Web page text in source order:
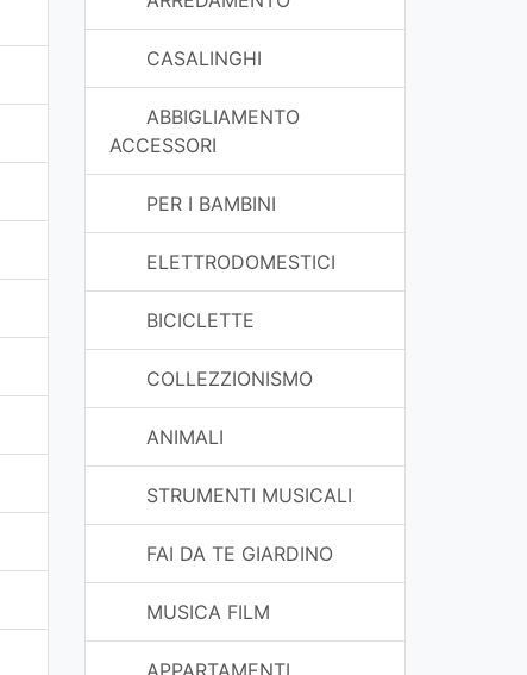
CASALINGHI
ABBIGLIAMENTO
ACCESSORI
PER I BAMBINI
ELETTRODOMESTICI
BICICLETTE
COLLEZZIONISMO
ANIMALI
STRUMENTI MUSICALI
FAI DA TE GIARDINO
MUSICA FILM
APPARTAMENTI